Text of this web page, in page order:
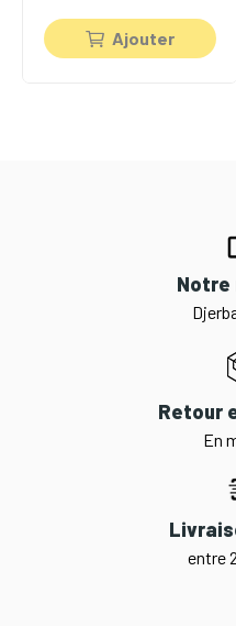
Ajouter
Notre
Retour
En
entre